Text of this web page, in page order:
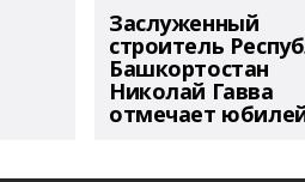
Заслуженный
строитель
Башкортостан
Николай Гавва
отмечает